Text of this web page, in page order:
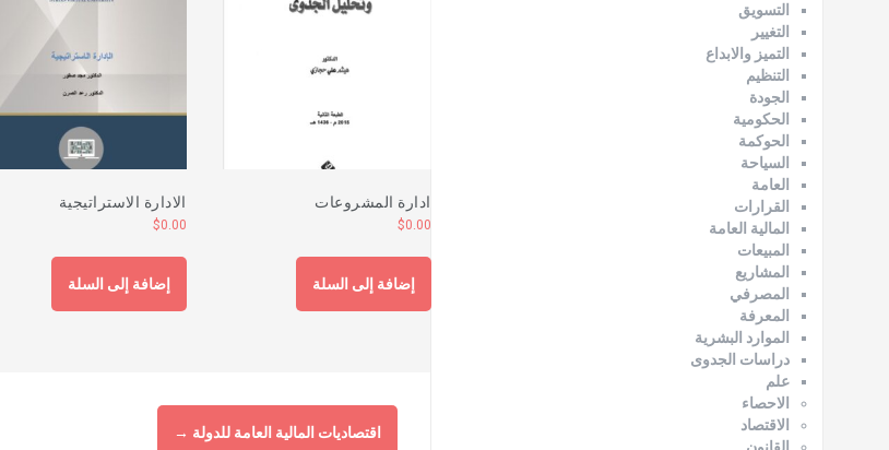
ادارة المشروعات
$0.00
إضافة إلى السلة
الادارة الاستراتيجية
$0.00
إضافة إلى السلة
اقتصاديات المالية العامة للدولة →
التسويق
التغيير
التميز والابداع
التنظيم
الجودة
الحكومية
الحوكمة
السياحة
العامة
القرارات
المالية العامة
المبيعات
المشاريع
المصرفي
المعرفة
الموارد البشرية
دراسات الجدوى
علم
الاحصاء
الاقتصاد